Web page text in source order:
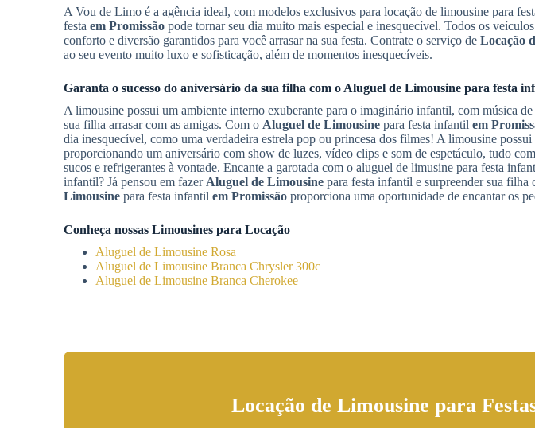
A Vou de Limo é a agência ideal, com modelos exclusivos para locação de limousine para
festa em Promissão pode tornar seu dia muito mais especial e inesquecível. Todos os
conforto e diversão garantidos para você arrasar na sua festa. Contrate o serviço de Locação
ao seu evento muito luxo e sofisticação, além de momentos inesquecíveis.
Garanta o sucesso do aniversário da sua filha com o Aluguel de Limousine para festa
A limousine possui um ambiente interno exuberante para o imaginário infantil, com música
sua filha arrasar com as amigas. Com o Aluguel de Limousine para festa infantil em
dia inesquecível, como uma verdadeira estrela pop ou princesa dos filmes! A limousine
proporcionando um aniversário com show de luzes, vídeo clips e som de espetáculo, tudo
sucos e refrigerantes à vontade. Encante a garotada com o aluguel de limusine para festa
infantil? Já pensou em fazer Aluguel de Limousine para festa infantil e surpreender sua filha
Limousine para festa infantil em Promissão proporciona uma oportunidade de encantar os
Conheça nossas Limousines para Locação
Aluguel de Limousine Rosa
Aluguel de Limousine Branca Chrysler 300c
Aluguel de Limousine Branca Cherokee
Locação de Limousine para